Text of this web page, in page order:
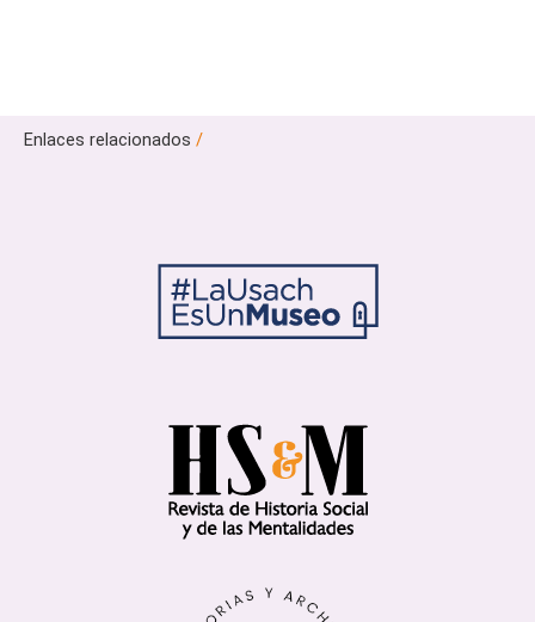
Enlaces relacionados /